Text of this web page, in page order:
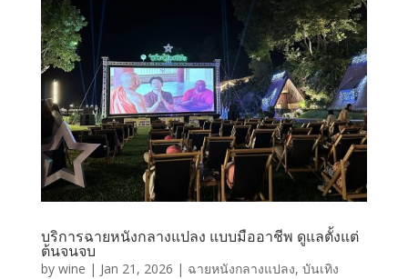
บริการฉายหนังกลางแปลง แบบมืออาชีพ ดูแลตั้งแต่
ต้นจนจบ
by wine | Jan 21, 2026 | ฉายหนังกลางแปลง, บันเทิง